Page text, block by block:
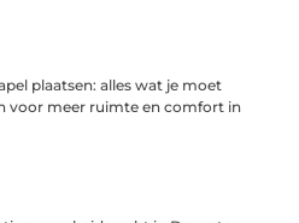
plaatsen: alles wat je moet
voor meer ruimte en comfort in